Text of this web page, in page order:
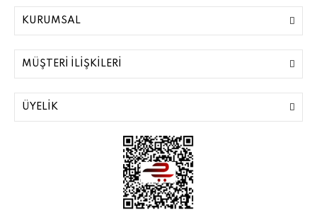
KURUMSAL
MÜŞTERİ İLİŞKİLERİ
ÜYELİK